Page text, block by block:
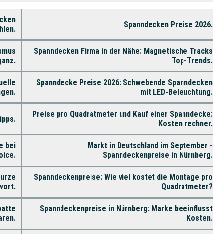
Spanndecken Preise 2026.
Spanndecken Firma in der Nähe: Magnetische Tracks
Top-Trends.
Spanndecke Preise 2026: Schwebende Spanndecken
mit LED-Beleuchtung.
Preise pro Quadratmeter und Kauf einer Spanndecke:
Kosten rechner.
bei
Markt in Deutschland im September -
Spanndeckenpreise in Nürnberg.
Spanndeckenpreise: Wie viel kostet die Montage pro
Quadratmeter?
Spanndeckenpreise in Nürnberg: Marke beeinflusst
Kosten.